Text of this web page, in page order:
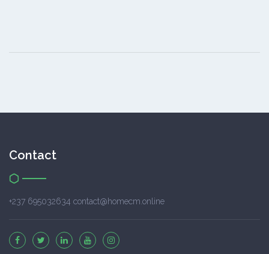
Contact
+237 695032634 contact@homecm.online